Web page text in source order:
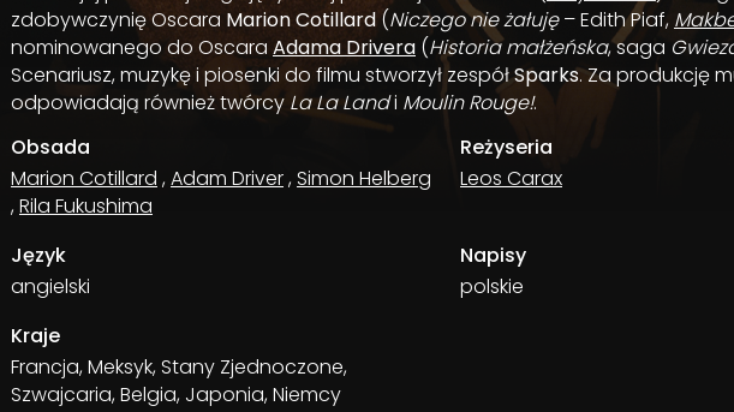
zdobywczynię Oscara Marion Cotillard(Niczego nie żałuję– Edith Piaf,
nominowanego do Oscara Adama Drivera (Historia małżeńska, saga
Scenariusz, muzykę i piosenki do filmu stworzył zespółSparks. Za produkcję
odpowiadają również twórcy La La Landi Moulin Rouge!.
Obsada
Marion Cotillard ,Adam Driver,Simon Helberg
,Rila Fukushima
Reżyseria
Leos Carax
Język
angielski
Napisy
polskie
Kraje
Francja, Meksyk, Stany Zjednoczone,
Szwajcaria, Belgia, Japonia, Niemcy